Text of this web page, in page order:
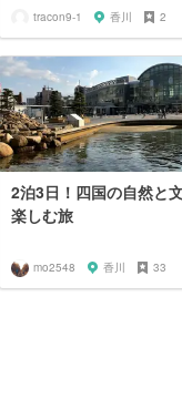
tracon9-1 香川 2
2泊3日！四国の自然と
楽しむ旅
mo2548 香川 33